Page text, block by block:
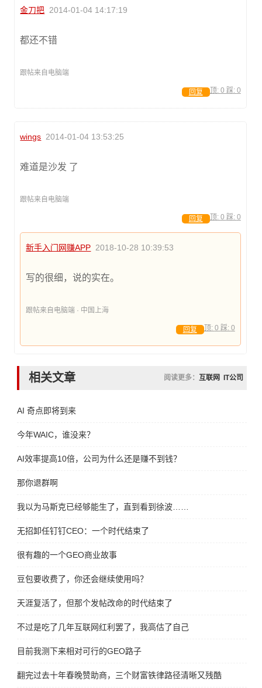
金刀把 2014-01-04 14:17:19
都还不错
跟帖来自电脑端
顶: 0 踩: 0
回复
wings 2014-01-04 13:53:25
难道是沙发 了
跟帖来自电脑端
顶: 0 踩: 0
回复
新手入门网赚APP 2018-10-28 10:39:53
写的很细，说的实在。
跟帖来自电脑端 · 中国上海
顶: 0 踩: 0
回复
相关文章 阅读更多： 互联网 IT公司
AI 奇点即将到来
今年WAIC，谁没来？
AI效率提高10倍，公司为什么还是赚不到钱？
那你退群啊
我以为马斯克已经够能生了，直到看到徐波……
无招卸任钉钉CEO：一个时代结束了
很有趣的一个GEO商业故事
豆包要收费了，你还会继续使用吗？
天涯复活了，但那个发帖改命的时代结束了
不过是吃了几年互联网红利罢了，我高估了自己
目前我测下来相对可行的GEO路子
翻完过去十年春晚赞助商，三个财富铁律路径清晰又残酷